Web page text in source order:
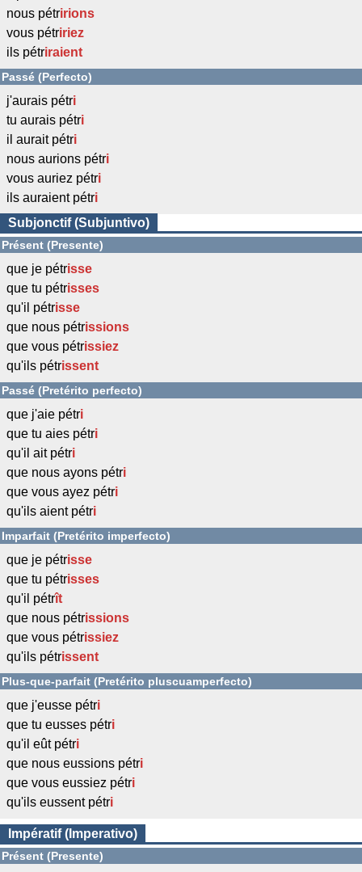
nous pétririons
vous pétririez
ils pétriraient
Passé (Perfecto)
j'aurais pétri
tu aurais pétri
il aurait pétri
nous aurions pétri
vous auriez pétri
ils auraient pétri
Subjonctif (Subjuntivo)
Présent (Presente)
que je pétrisse
que tu pétrisses
qu'il pétrisse
que nous pétrissions
que vous pétrissiez
qu'ils pétrissent
Passé (Pretérito perfecto)
que j'aie pétri
que tu aies pétri
qu'il ait pétri
que nous ayons pétri
que vous ayez pétri
qu'ils aient pétri
Imparfait (Pretérito imperfecto)
que je pétrisse
que tu pétrisses
qu'il pétrît
que nous pétrissions
que vous pétrissiez
qu'ils pétrissent
Plus-que-parfait (Pretérito pluscuamperfecto)
que j'eusse pétri
que tu eusses pétri
qu'il eût pétri
que nous eussions pétri
que vous eussiez pétri
qu'ils eussent pétri
Impératif (Imperativo)
Présent (Presente)